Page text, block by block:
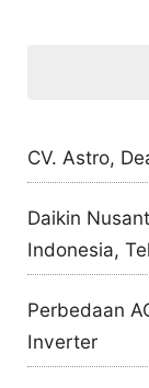
CV. Astro,
Daikin
Indonesia,
Perbedaan
Inverter